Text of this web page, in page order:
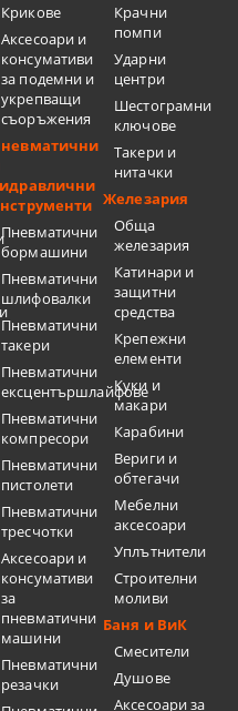
Крикове
Аксесоари и
консумативи
за подемни и
укрепващи
съоръжения
Пневматични
бормашини
Пневматични
шлифовалки
Пневматични
такери
Пневматични
ексцентършлайфове
Пневматични
компресори
Пневматични
пистолети
Пневматични
тресчотки
Аксесоари и
консумативи
за
пневматични
машини
Пневматични
резачки
Крачни
помпи
Ударни
центри
Шестограмни
ключове
Такери и
нитачки
Железария
Обща
железария
Катинари и
защитни
средства
Крепежни
елементи
Куки и
макари
Карабини
Вериги и
обтегачи
Мебелни
аксесоари
Уплътнители
Строителни
моливи
Баня и ВиК
Смесители
Душове
Аксесоари за